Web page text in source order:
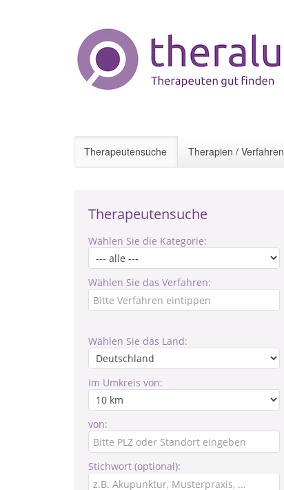
Therapeutensuche Therapien / Verfahren
Therapeutensuche
Wählen Sie die Kategorie:
Wählen Sie das Verfahren:
Wählen Sie das Land:
Im Umkreis von:
von:
Stichwort (optional):